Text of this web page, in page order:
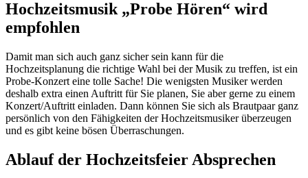
Hochzeitsmusik „Probe Hören“ wird
empfohlen
Damit man sich auch ganz sicher sein kann für die
Hochzeitsplanung die richtige Wahl bei der Musik zu treffen, ist ein
Probe-Konzert eine tolle Sache! Die wenigsten Musiker werden
deshalb extra einen Auftritt für Sie planen, Sie aber gerne zu einem
Konzert/Auftritt einladen. Dann können Sie sich als Brautpaar ganz
persönlich von den Fähigkeiten der Hochzeitsmusiker überzeugen
und es gibt keine bösen Überraschungen.
Ablauf der Hochzeitsfeier Absprechen